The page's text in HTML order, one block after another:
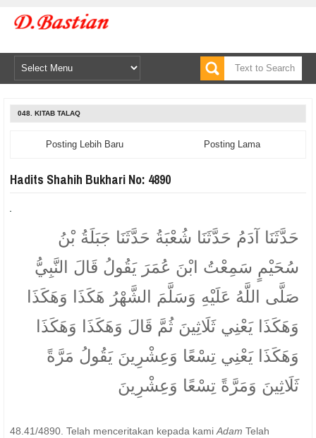
048. KITAB TALAQ
Posting Lebih Baru Posting Lama
Hadits Shahih Bukhari No: 4890
حَدَّثَنَا آدَمُ حَدَّثَنَا شُعْبَةُ حَدَّثَنَا جَبَلَةُ بْنُ
سُحَيْمٍ سَمِعْتُ ابْنَ عُمَرَ يَقُولُ قَالَ النَّبِيُّ
صَلَّى اللَّهُ عَلَيْهِ وَسَلَّمَ الشَّهْرُ هَكَذَا وَهَكَذَا
وَهَكَذَا يَعْنِي ثَلَاثِينَ ثُمَّ قَالَ وَهَكَذَا وَهَكَذَا
وَهَكَذَا يَعْنِي تِسْعًا وَعِشْرِينَ يَقُولُ مَرَّةً
ثَلَاثِينَ وَمَرَّةً تِسْعًا وَعِشْرِينَ
48.41/4890. Telah menceritakan kepada kami Adam Telah